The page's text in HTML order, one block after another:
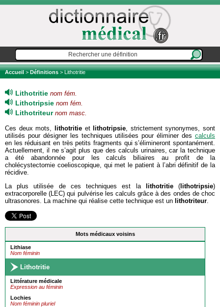
Accueil>Définitions> Lithotritie
Mots médicaux voisins
Lithiase
Nom féminin
Lithotritie
Littérature médicale
Expression au féminin
Lochies
Nom féminin pluriel
Lithotritie nom fém.
Lithotripsie nom fém.
Lithotriteur nom masc.
Ces deux mots, lithotritieet lithotripsie, strictement synonymes, sont
utilisés pour désigner les techniques utilisées pour éliminer des calculs
en les réduisant en très petits fragments qui s’élimineront spontanément.
Actuellement, il ne s’agit plus que des calculs urinaires, car la technique
a été abandonnée pour les calculs biliaires au profit de la
cholécystectomie coelioscopique, qui met le patient à l’abri définitif de la
récidive.
La plus utilisée de ces techniques est la
lithotritie( lithotripsie)
extracorporelle (LEC) qui pulvérise les calculs grâce à des ondes de choc
ultrasonores. La machine qui réalise cette technique est un lithotriteur.